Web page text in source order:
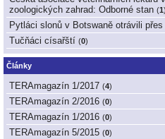
zoologických zahrad: Odborné stan (1 )
Pytláci slonů v Botswaně otrávili přes
Tučňáci císařští (0)
Články
TERAmagazín 1/2017 (4)
TERAmagazín 2/2016 (0)
TERAmagazín 1/2016 (0)
TERAmagazín 5/2015 (0)